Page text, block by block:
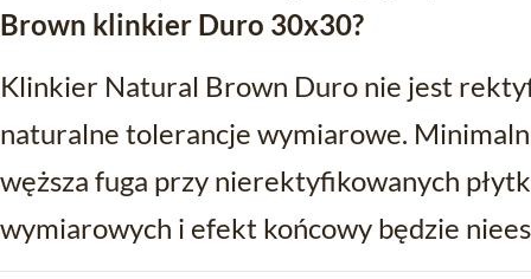
Brown klinkier Duro 30x30?
Klinkier Natural Brown Duro nie jest
naturalne tolerancje wymiarowe.
węższa fuga przy nierektyfikowanych
wymiarowych i efekt końcowy będzie